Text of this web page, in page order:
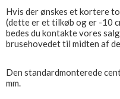
Hvis der ønskes et kortere
(dette er et tilkøb og er -10
bedes du kontakte vores
brusehovedet til midten af
Den standardmonterede
mm.